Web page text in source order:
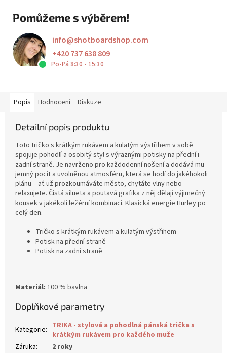
Pomůžeme s výběrem!
info@shotboardshop.com
+420 737 638 809
Po-Pá 8:30 - 15:30
Popis Hodnocení Diskuze
Detailní popis produktu
Toto tričko s krátkým rukávem a kulatým výstřihem v sobě
spojuje pohodlí a osobitý styl s výraznými potisky na přední i
zadní straně. Je navrženo pro každodenní nošení a dodává mu
jemný pocit a uvolněnou atmosféru, která se hodí do jakéhokoli
plánu – ať už prozkoumáváte město, chytáte vlny nebo
relaxujete. Čistá silueta a poutavá grafika z něj dělají výjimečný
kousek v jakékoli ležérní kombinaci. Klasická energie Hurley po
celý den.
Tričko s krátkým rukávem a kulatým výstřihem
Potisk na přední straně
Potisk na zadní straně
Materiál: 100 % bavlna
Doplňkové parametry
Kategorie: TRIKA - stylová a pohodlná pánská trička s
krátkým rukávem pro každého muže
Záruka:
2 roky